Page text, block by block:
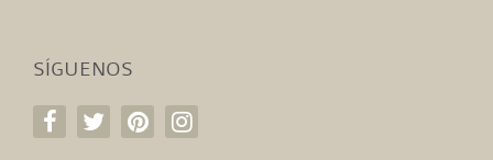
SÍGUENOS